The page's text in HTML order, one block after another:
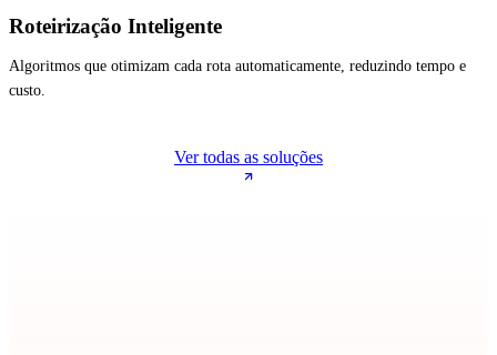
Roteirização Inteligente
Algoritmos que otimizam cada rota automaticamente, reduzindo tempo e
custo.
Ver todas as soluções